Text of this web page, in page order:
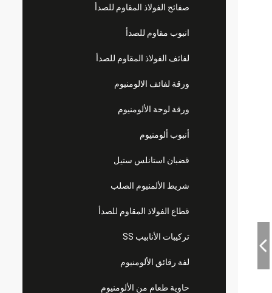
صفائح الفولاذ المقاوم للصدأ
انبوب مقاوم للصدأ
لفائف الفولاذ المقاوم للصدأ
ورقة لفائف الالومنيوم
ورقة لوحة الألومنيوم
أنبوب ألومنيوم
قضبان استانلس ستيل
شريط الألمنيوم الصلب
قطاع الفولاذ المقاوم للصدأ
تركيبات الأنابيب SS
لفة رقائق الألومنيوم
حاوية طعام من الألومنيوم